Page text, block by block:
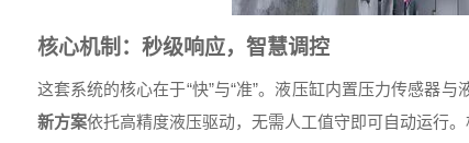
核心机制：秒级响应，智慧调控
这套系统的核心在于“快”与“准”。液压缸内置压力传感器与
新方案依托高精度液压驱动，无需人工值守即可自动运行